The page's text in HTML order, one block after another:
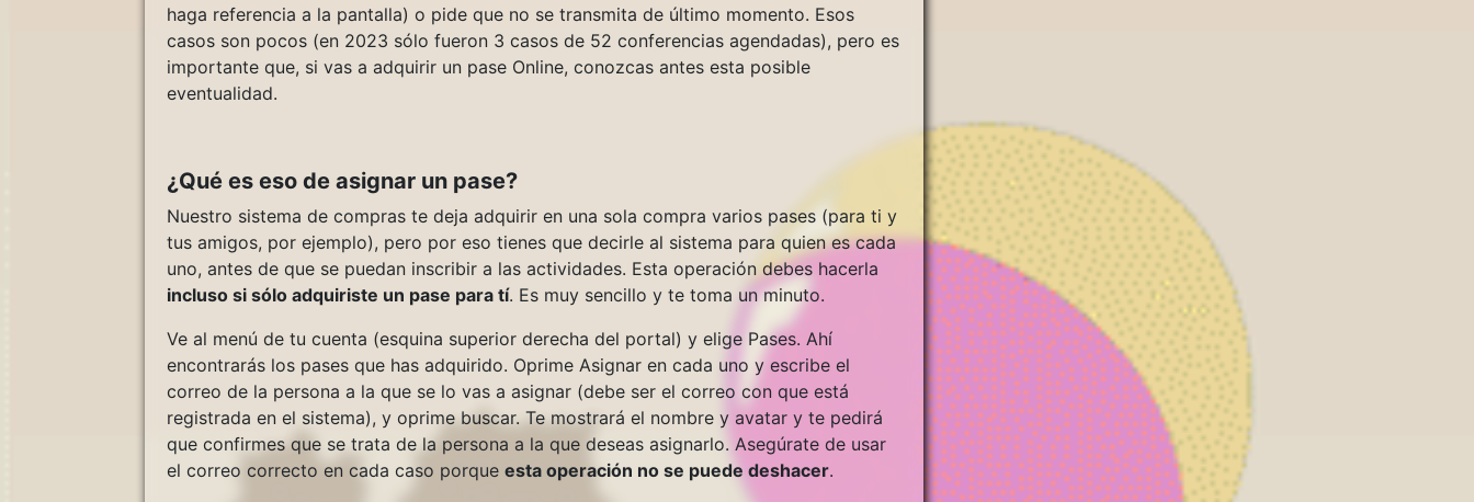
haga referencia a la pantalla) o pide que no se transmita de último momento. Esos
casos son pocos (en 2023 sólo fueron 3 casos de 52 conferencias agendadas), pero es
importante que, si vas a adquirir un pase Online, conozcas antes esta posible
eventualidad.
¿Qué es eso de asignar un pase?
Nuestro sistema de compras te deja adquirir en una sola compra varios pases (para ti y
tus amigos, por ejemplo), pero por eso tienes que decirle al sistema para quien es cada
uno, antes de que se puedan inscribir a las actividades. Esta operación debes hacerla
incluso si sólo adquiriste un pase para tí. Es muy sencillo y te toma un minuto.
Ve al menú de tu cuenta (esquina superior derecha del portal) y elige Pases. Ahí
encontrarás los pases que has adquirido. Oprime Asignar en cada uno y escribe el
correo de la persona a la que se lo vas a asignar (debe ser el correo con que está
registrada en el sistema), y oprime buscar. Te mostrará el nombre y avatar y te pedirá
que confirmes que se trata de la persona a la que deseas asignarlo. Asegúrate de usar
el correo correcto en cada caso porque esta operación no se puede deshacer.